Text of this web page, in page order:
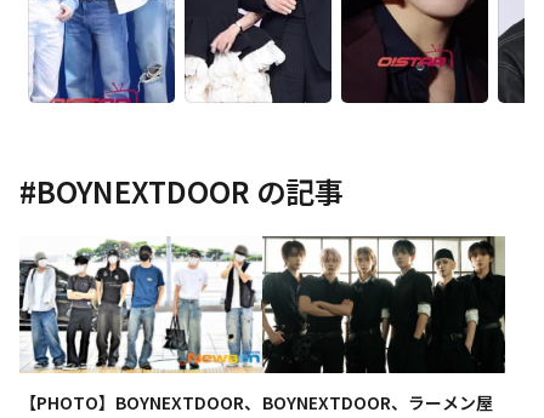
#BOYNEXTDOOR の記事
【PHOTO】BOYNEXTDOOR、 BOYNEXTDOOR、ラーメン屋